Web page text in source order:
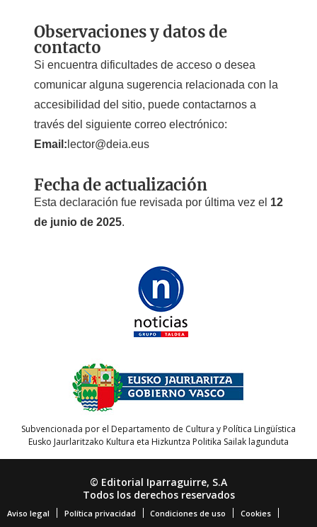
Observaciones y datos de
contacto
Si encuentra dificultades de acceso o desea
comunicar alguna sugerencia relacionada con la
accesibilidad del sitio, puede contactarnos a
través del siguiente correo electrónico:
Email: lector@deia.eus
Fecha de actualización
Esta declaración fue revisada por última vez el 12
de junio de 2025.
Subvencionada por el Departamento de Cultura y Política Lingüística
Eusko Jaurlaritzako Kultura eta Hizkuntza Politika Sailak lagunduta
© Editorial Iparraguirre, S.A
Todos los derechos reservados
Aviso legal Política privacidad Condiciones de uso Cookies